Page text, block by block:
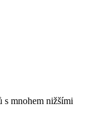
s mnohem nižšími